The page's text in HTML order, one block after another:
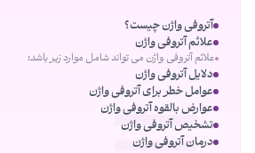
آتروفی واژن چیست؟
علائم آتروفی واژن
علائم آتروفی واژن می تواند شامل موارد زیر باشد:
دلایل آتروفی واژن
عوامل خطر برای آتروفی واژن
عوارض بالقوه آتروفی واژن
تشخیص آتروفی واژن
درمان آتروفی واژن